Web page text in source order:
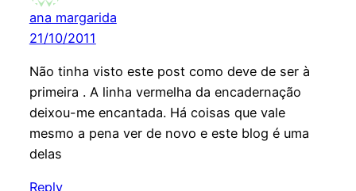
ana margarida
21/10/2011
Não tinha visto este post como deve de ser à
primeira . A linha vermelha da encadernação
deixou-me encantada. Há coisas que vale
mesmo a pena ver de novo e este blog é uma
delas
Reply